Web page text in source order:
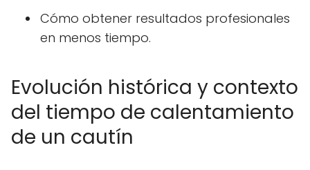
Cómo obtener resultados profesionales
en menos tiempo.
Evolución histórica y contexto
del tiempo de calentamiento
de un cautín